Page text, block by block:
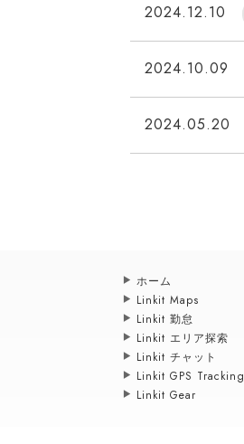
2024.12.10
2024.10.09
2024.05.20
ホーム
Linkit Maps
Linkit 勤怠
Linkit エリア探索
Linkit チャット
Linkit GPS Tracking
Linkit Gear